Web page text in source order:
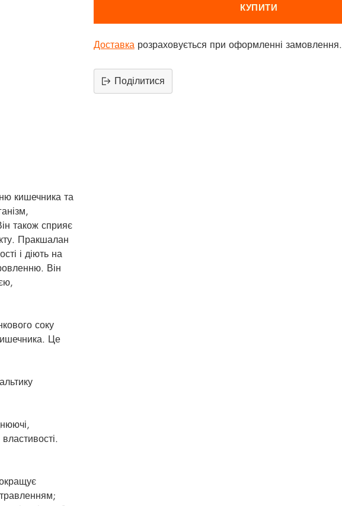
кишечника та
також сприяє
Пракшалан
і діють на
Він
соку
Це
КУПИТИ
Доставкарозраховується при оформленні замовлення.
Поділитися